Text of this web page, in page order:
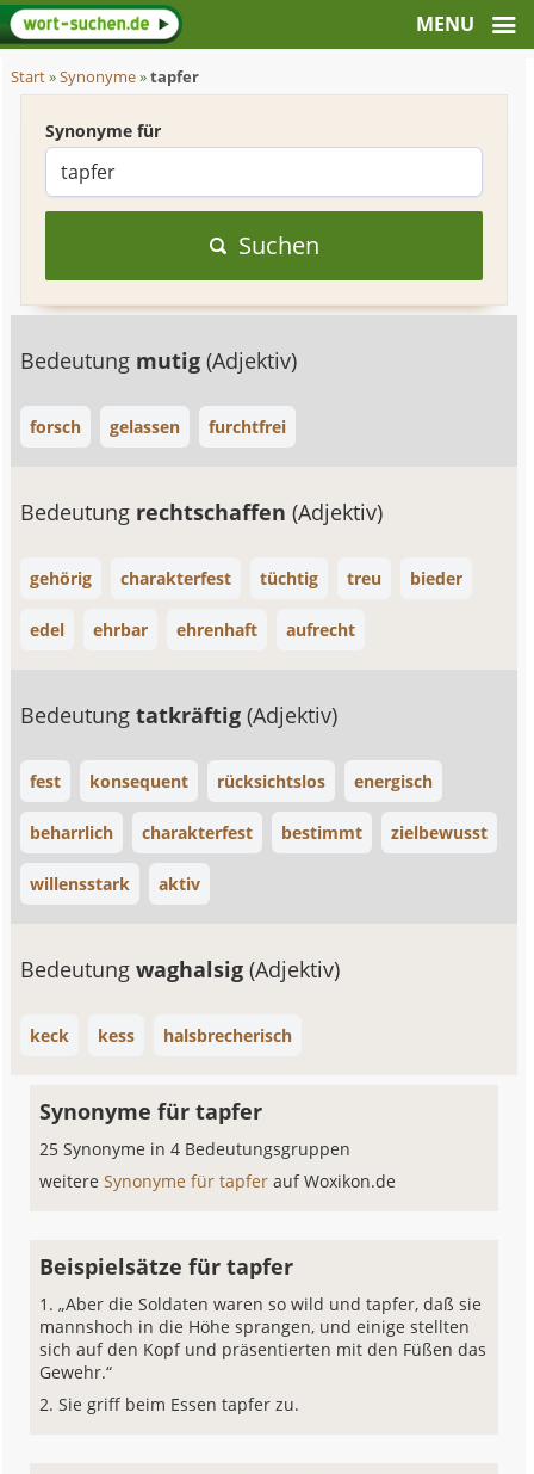
Start»Synonyme»tapfer
Synonyme für
Suchen
Bedeutung mutig(Adjektiv)
forsch gelassen furchtfrei
Bedeutung rechtschaffen(Adjektiv)
gehörig charakterfest tüchtig treu bieder
edel ehrbar ehrenhaft aufrecht
Bedeutungtatkräftig(Adjektiv)
fest konsequent rücksichtslos energisch
beharrlich charakterfest bestimmt zielbewusst
willensstark aktiv
Bedeutungwaghalsig(Adjektiv)
keck kess halsbrecherisch
Synonyme für tapfer
25 Synonyme in 4 Bedeutungsgruppen
weitereSynonyme für tapferauf Woxikon.de
Beispielsätze für tapfer
„Aber die Soldaten waren so wild und tapfer, daß sie
mannshoch in die Höhe sprangen, und einige stellten
sich auf den Kopf und präsentierten mit den Füßen das
Gewehr.“
Sie griff beim Essen tapfer zu.